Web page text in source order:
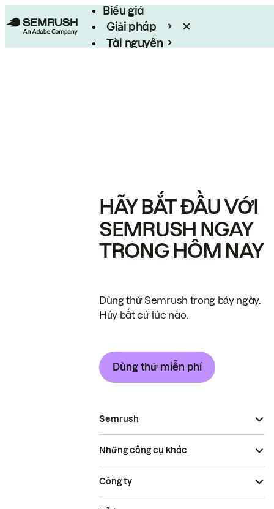
Biểu giá
Giải pháp
Tài nguyên
HÃY BẮT ĐẦU VỚI
SEMRUSH NGAY
TRONG HÔM NAY
Dùng thử Semrush trong bảy ngày.
Hủy bất cứ lúc nào.
Dùng thử miễn phí
Semrush
Những công cụ khác
Công ty